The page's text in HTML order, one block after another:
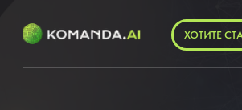
ХОТИТЕ СТАТЬ ПАРТНЕРОМ?